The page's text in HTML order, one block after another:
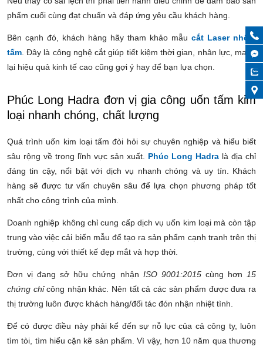
phẩm cuối cùng đạt chuẩn và đáp ứng yêu cầu khách hàng.
Bên cạnh đó, khách hàng hãy tham khảo mẫu cắt Laser nhôm
tấm. Đây là công nghệ cắt giúp tiết kiệm thời gian, nhân lực, mang
lại hiệu quả kinh tế cao cũng gợi ý hay để bạn lựa chọn.
Phúc Long Hadra đơn vị gia công uốn tấm kim
loại nhanh chóng, chất lượng
Quá trình uốn kim loại tấm đòi hỏi sự chuyên nghiệp và hiểu biết
sâu rộng về trong lĩnh vực sản xuất. Phúc Long Hadra là địa chỉ
đáng tin cậy, nổi bật với dịch vụ nhanh chóng và uy tín. Khách
hàng sẽ được tư vấn chuyên sâu để lựa chọn phương pháp tốt
nhất cho công trình của mình.
Doanh nghiệp không chỉ cung cấp dịch vụ uốn kim loại mà còn tập
trung vào việc cải biến mẫu để tạo ra sản phẩm cạnh tranh trên thị
trường, cùng với thiết kế đẹp mắt và hợp thời.
Đơn vị đang sở hữu chứng nhận ISO 9001:2015cùng hơn15
chứng chỉcông nhận khác. Nên tất cả các sản phẩm được đưa ra
thị trường luôn được khách hàng/đối tác đón nhận nhiệt tình.
Để có được điều này phải kể đến sự nỗ lực của cả công ty, luôn
tìm tòi, tìm hiểu cặn kẽ sản phẩm. Vì vậy, hơn 10 năm qua thương